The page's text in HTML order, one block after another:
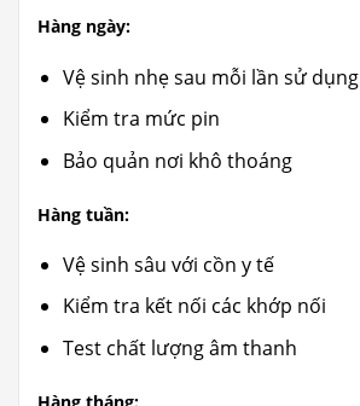
Hàng ngày:
Vệ sinh nhẹ sau mỗi lần sử dụng
Kiểm tra mức pin
Bảo quản nơi khô thoáng
Hàng tuần:
Vệ sinh sâu với cồn y tế
Kiểm tra kết nối các khớp nối
Test chất lượng âm thanh